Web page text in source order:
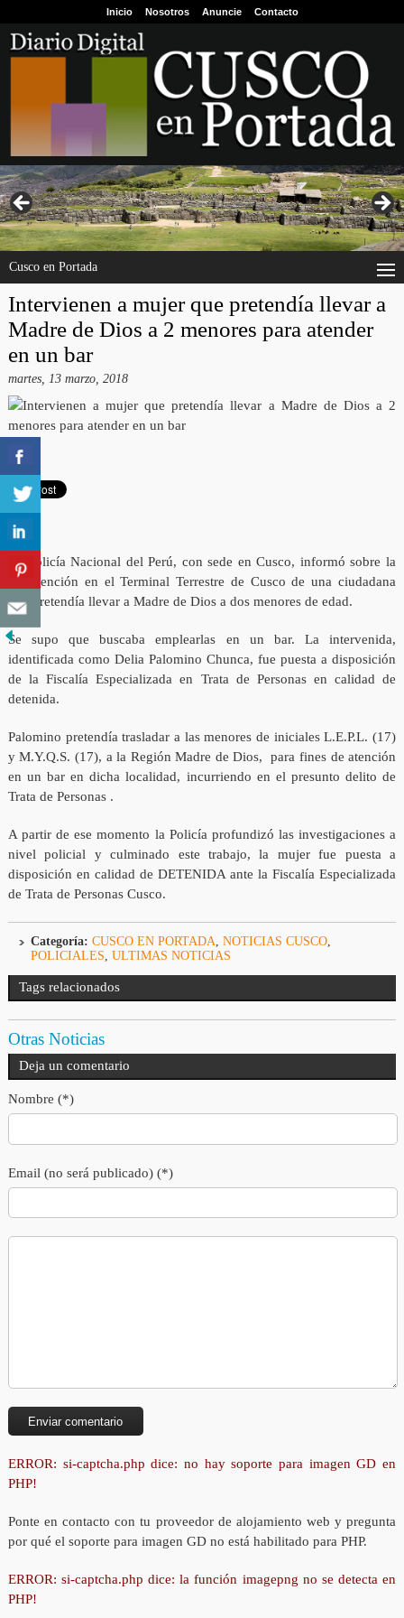
Inicio Nosotros Anuncie Contacto
Cusco en Portada
Intervienen a mujer que pretendía llevar a
Madre de Dios a 2 menores para atender
en un bar
martes, 13 marzo, 2018
La Policía Nacional del Perú, con sede en Cusco, informó sobre la
intervención en el Terminal Terrestre de Cusco de una ciudadana
que pretendía llevar a Madre de Dios a dos menores de edad.
Se supo que buscaba emplearlas en un bar. La intervenida,
identificada como Delia Palomino Chunca, fue puesta a disposición
de la Fiscalía Especializada en Trata de Personas en calidad de
detenida.
Palomino pretendía trasladar a las menores de iniciales L.E.P.L. (17)
y M.Y.Q.S. (17), a la Región Madre de Dios, para fines de atención
en un bar en dicha localidad, incurriendo en el presunto delito de
Trata de Personas .
A partir de ese momento la Policía profundizó las investigaciones a
nivel policial y culminado este trabajo, la mujer fue puesta a
disposición en calidad de DETENIDA ante la Fiscalía Especializada
de Trata de Personas Cusco.
Categoría: CUSCO EN PORTADA, NOTICIAS CUSCO,
POLICIALES, ULTIMAS NOTICIAS
Tags relacionados
Otras Noticias
Deja un comentario
Nombre (*)
Email (no será publicado) (*)
ERROR: si-captcha.php dice: no hay soporte para imagen GD en
PHP!
Ponte en contacto con tu proveedor de alojamiento web y pregunta
por qué el soporte para imagen GD no está habilitado para PHP.
ERROR: si-captcha.php dice: la función imagepng no se detecta en
PHP!